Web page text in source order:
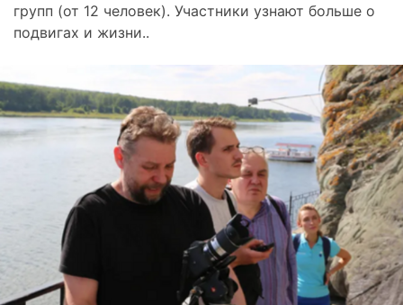
групп (от 12 человек). Участники узнают больше о
подвигах и жизни..